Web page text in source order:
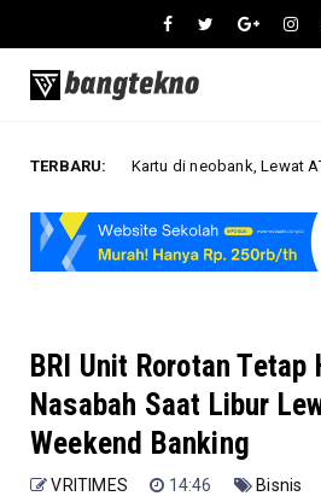
TERBARU:
Kartu di neobank, Lewat ATM Berlogo
BRI Unit Rorotan Tetap
Nasabah Saat Libur
Weekend Banking
VRITIMES 14:46 Bisnis